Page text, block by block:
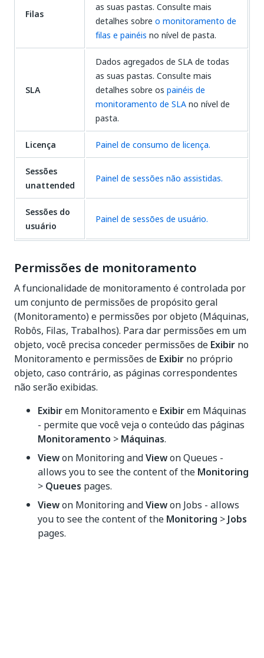
Filas
as suas pastas. Consulte mais
detalhes sobre o monitoramento de
filas e painéis no nível de pasta.
SLA
Dados agregados de SLA de todas
as suas pastas. Consulte mais
detalhes sobre os painéis de
monitoramento de SLAno nível de
pasta.
Licença Painel de consumo de licença.
Sessões
unattended
Painel de sessões não assistidas.
Sessões do
usuário
Painel de sessões de usuário.
Permissões de monitoramento
A funcionalidade de monitoramento é controlada por
um conjunto de permissões de propósito geral
(Monitoramento) e permissões por objeto (Máquinas,
Robôs, Filas, Trabalhos). Para dar permissões em um
objeto, você precisa conceder permissões de Exibir no
Monitoramento e permissões de Exibir no próprio
objeto, caso contrário, as páginas correspondentes
não serão exibidas.
Exibirem Monitoramento e Exibirem Máquinas
- permite que você veja o conteúdo das páginas
Monitoramento > Máquinas.
Viewon Monitoring andViewon Queues -
allows you to see the content of the Monitoring
> Queues pages.
Viewon Monitoring andViewon Jobs - allows
you to see the content of the Monitoring >Jobs
pages.